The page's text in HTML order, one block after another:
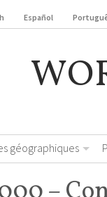
Español
géographiques